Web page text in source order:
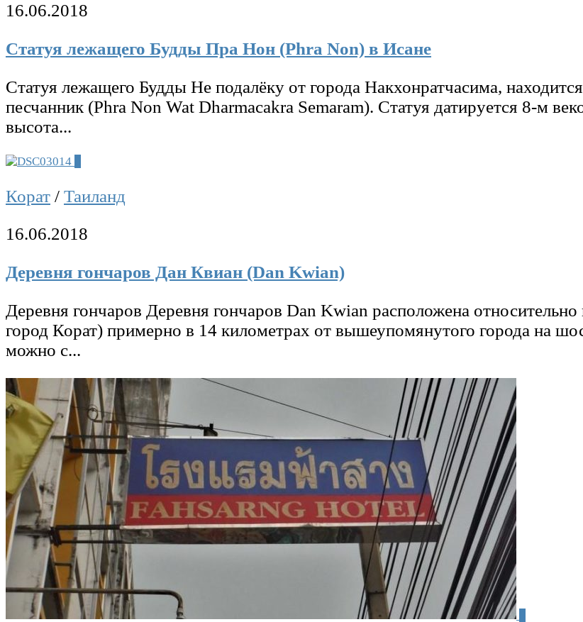
16.06.2018
Статуя лежащего Будды Пра Нон (Phra Non) в Исане
Статуя лежащего Будды Не подалёку от города Накхонратчасима,
песчанник (Phra Non Wat Dharmacakra Semaram). Статуя датируется 8-м
высота...
Корат / Таиланд
16.06.2018
Деревня гончаров Дан Квиан (Dan Kwian)
Деревня гончаров Деревня гончаров Dan Kwian расположена
город Корат) примерно в 14 километрах от вышеупомянутого города на
можно с...